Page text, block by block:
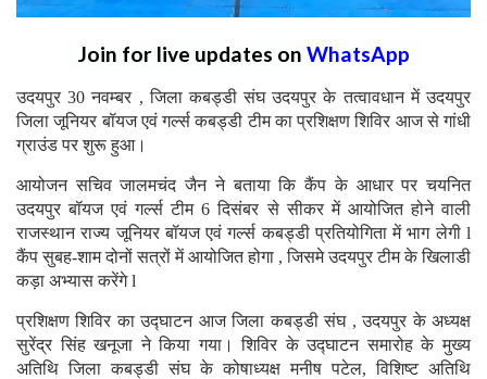
Join for live updates on WhatsApp
उदयपुर 30 नवम्बर , जिला कबड्डी संघ उदयपुर के तत्वावधान में उदयपुर
जिला जूनियर बॉयज एवं गर्ल्स कबड्डी टीम का प्रशिक्षण शिविर आज से गांधी
ग्राउंड पर शुरू हुआ।
आयोजन सचिव जालमचंद जैन ने बताया कि कैंप के आधार पर चयनित
उदयपुर बॉयज एवं गर्ल्स टीम 6 दिसंबर से सीकर में आयोजित होने वाली
राजस्थान राज्य जूनियर बॉयज एवं गर्ल्स कबड्डी प्रतियोगिता में भाग लेगी l
कैंप सुबह-शाम दोनों सत्रों में आयोजित होगा , जिसमे उदयपुर टीम के खिलाडी
कड़ा अभ्यास करेंगे l
प्रशिक्षण शिविर का उद्घाटन आज जिला कबड्डी संघ , उदयपुर के अध्यक्ष
सुरेंद्र सिंह खनूजा ने किया गया। शिविर के उद्घाटन समारोह के मुख्य
अतिथि जिला कबड्डी संघ के कोषाध्यक्ष मनीष पटेल, विशिष्ट अतिथि